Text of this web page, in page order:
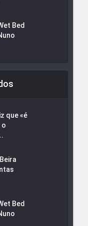
Bed
que «é
o
Bed